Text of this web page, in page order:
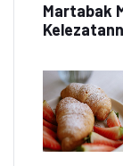
Martabak